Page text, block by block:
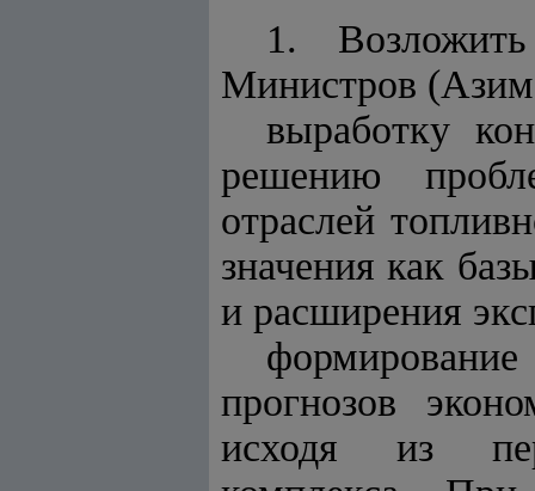
1.
Министров
выработку
решению
отраслей
значения как
и расширения
прогнозов
исходя из